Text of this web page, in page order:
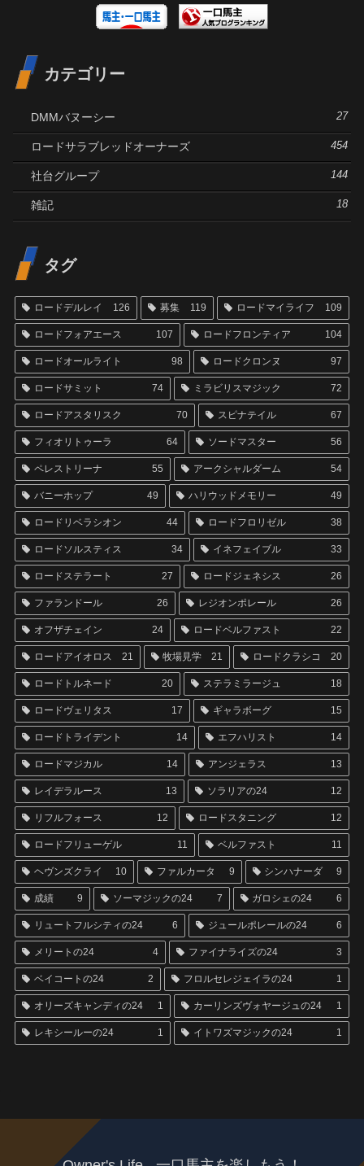
カテゴリー
DMMバヌーシー 27
ロードサラブレッドオーナーズ 454
社台グループ 144
雑記 18
タグ
ロードデルレイ 126 募集 119 ロードマイライフ 109
ロードフォアエース 107 ロードフロンティア 104
ロードオールライト 98 ロードクロンヌ 97
ロードサミット 74 ミラビリスマジック 72
ロードアスタリスク 70 スピナテイル 67
フィオリトゥーラ 64 ソードマスター 56
ペレストリーナ 55 アークシャルダーム 54
バニーホップ 49 ハリウッドメモリー 49
ロードリベラシオン 44 ロードフロリゼル 38
ロードソルスティス 34 イネフェイブル 33
ロードステラート 27 ロードジェネシス 26
ファランドール 26 レジオンポレール 26
オフザチェイン 24 ロードベルファスト 22
ロードアイオロス 21 牧場見学 21 ロードクラシコ 20
ロードトルネード 20 ステラミラージュ 18
ロードヴェリタス 17 ギャラボーグ 15
ロードトライデント 14 エフハリスト 14
ロードマジカル 14 アンジェラス 13
レイデラルース 13 ソラリアの24 12
リフルフォース 12 ロードスタニング 12
ロードフリューゲル 11 ベルファスト 11
ヘヴンズクライ 10 ファルカータ 9 シンハナーダ 9
成績 9 ソーマジックの24 7 ガロシェの24 6
リュートフルシティの24 6 ジュールポレールの24 6
メリートの24 4 ファイナライズの24 3
ベイコートの24 2 フロルセレジェイラの24 1
オリーズキャンディの24 1 カーリンズヴォヤージュの24 1
レキシールーの24 1 イトワズマジックの24 1